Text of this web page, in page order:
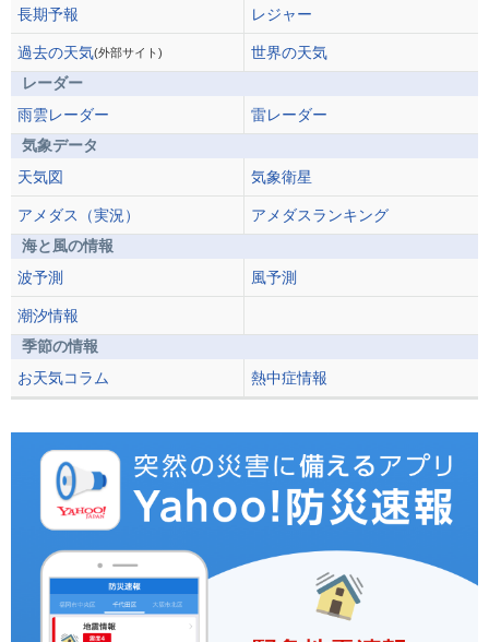
長期予報 レジャー
過去の天気(外部サイト)
世界の天気
レーダー
雨雲レーダー
雷レーダー
気象データ
天気図
気象衛星
アメダス（実況）
アメダスランキング
海と風の情報
波予測
風予測
潮汐情報
季節の情報
お天気コラム
熱中症情報